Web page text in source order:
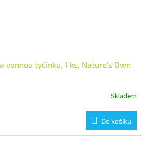
vonnou tyčinku, 1 ks, Nature's Own
Skladem
Do košíku